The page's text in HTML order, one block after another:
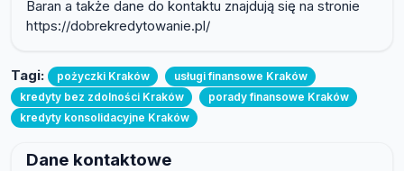
Baran a także dane do kontaktu znajdują się na stronie
https://dobrekredytowanie.pl/
Tagi: pożyczki Kraków
usługi finansowe Kraków
kredyty bez zdolności Kraków
porady finansowe Kraków
kredyty konsolidacyjne Kraków
Dane kontaktowe